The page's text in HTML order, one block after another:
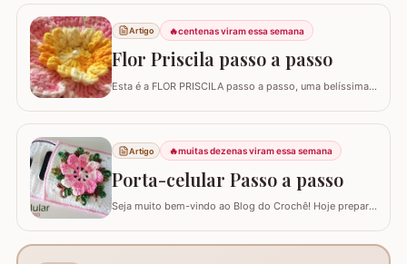
Artigo 🔥centenas viram essa semana
Flor Priscila passo a passo
Esta é a FLOR PRISCILA passo a passo, uma belíssima
vai valorizar seus trabalhos. Barbante barroco
R
Artigo 🔥muitas dezenas viram essa semana
Porta-celular Passo a passo
Seja muito bem-vindo ao Blog do Crochê! Hoje preparei